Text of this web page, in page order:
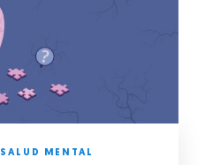
SALUD MENTAL